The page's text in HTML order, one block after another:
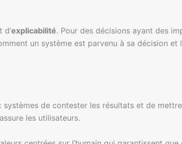
d’explicabilité. Pour des décisions ayant des
un système est parvenu à sa décision et
de contester les résultats et de
les utilisateurs.